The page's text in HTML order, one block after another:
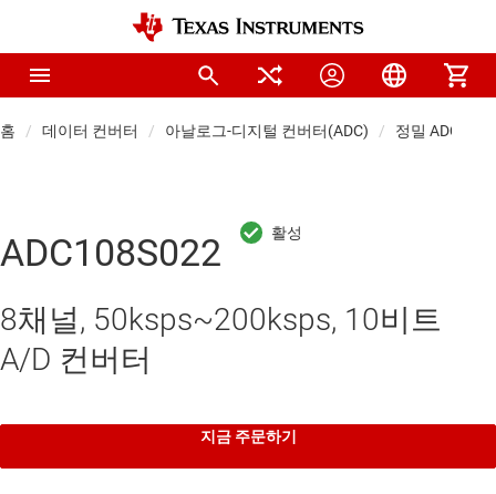
홈 데이터 컨버터 아날로그-디지털 컨버터(ADC) 정밀 ADC
ADC108S022
8채널, 50ksps~200ksps, 10비트
A/D 컨버터
지금 주문하기